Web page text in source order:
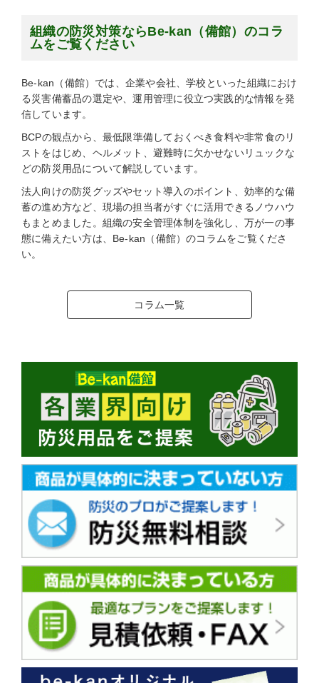
組織の防災対策ならBe-kan（備館）のコラ
ムをご覧ください
Be-kan（備館）では、企業や会社、学校といった組織におけ
る災害備蓄品の選定や、運用管理に役立つ実践的な情報を発
信しています。
BCPの観点から、最低限準備しておくべき食料や非常食のリ
ストをはじめ、ヘルメット、避難時に欠かせないリュックな
どの防災用品について解説しています。
法人向けの防災グッズやセット導入のポイント、効率的な備
蓄の進め方など、現場の担当者がすぐに活用できるノウハウ
もまとめました。組織の安全管理体制を強化し、万が一の事
態に備えたい方は、Be-kan（備館）のコラムをご覧くださ
い。
コラム一覧